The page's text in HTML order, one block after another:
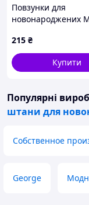
Повзунки для
новонароджених
міс Ажурний
меланж 2311305 62
215 ₴
Купити
Популярні
штани для
Собственное
George